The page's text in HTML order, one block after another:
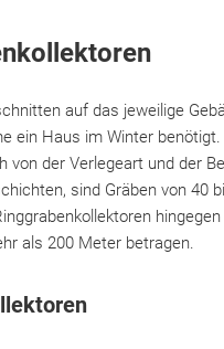
auf das jeweilige
ein Haus im Winter benötigt.
von der Verlegeart und der
sind Gräben von 40
als 200 Meter betragen.